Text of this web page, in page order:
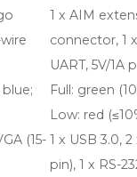
1 x AIM
connector, 1 x
UART, 5V/1A
Full: green
Low: red
(15- 1 x USB 3.0, 2
pin), 1 x RS-